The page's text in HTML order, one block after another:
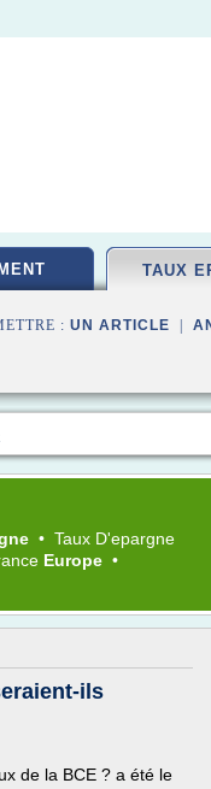
TAUX
: UN ARTICLE
• Taux D'epargne
Europe •
ils
de la BCE ? a été le